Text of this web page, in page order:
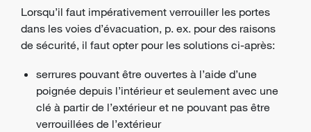
Lorsqu’il faut impérativement verrouiller les portes
dans les voies d’évacuation, p. ex. pour des raisons
de sécurité, il faut opter pour les solutions ci-après:
serrures pouvant être ouvertes à l’aide d’une
poignée depuis l’intérieur et seulement avec une
clé à partir de l’extérieur et ne pouvant pas être
verrouillées de l’extérieur